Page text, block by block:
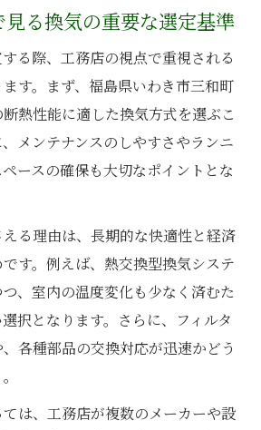
る換気の重要な選定基準
る際、工務店の視点で重視される
す。まず、福島県いわき市三和町
熱性能に適した換気方式を選ぶこ
メンテナンスのしやすさやランニ
ースの確保も大切なポイントとな
る理由は、長期的な快適性と経済
す。例えば、熱交換型換気システ
、室内の温度変化も少なく済むた
択となります。さらに、フィルタ
各種部品の交換対応が迅速かどう
は、工務店が複数のメーカーや設